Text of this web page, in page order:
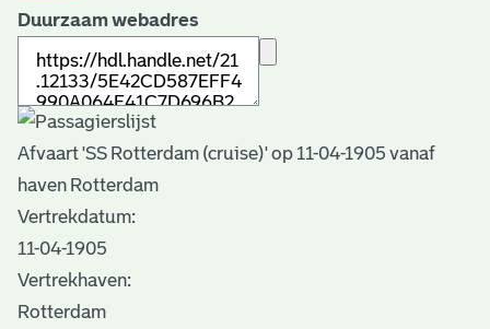
Duurzaam webadres
Afvaart 'SS Rotterdam (cruise)' op 11-04-1905 vanaf
haven Rotterdam
Vertrekdatum:
11-04-1905
Vertrekhaven:
Rotterdam